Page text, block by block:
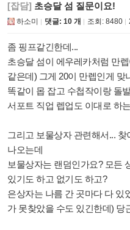
[잡담] 초승달 섬 질문이요!
하소미 댓글: 10 개 조회: 8480
좀 핑프같긴한데...
초승달 섬이 에우레카처럼 만
같은데) 그게 20이 만렙인게 맞
똑같이 몹 잡고 수첩작이랑 돌
서포트 직업 렙업도 이대로 하
그리고 보물상자 관련해서...
나오는데
보물상자는 랜덤인가요? 모든
있기도 하고 없기도 하고?
은상자는 나름 간 곳마다 다 있
가 못찾았을 수도 있긴한데) 당